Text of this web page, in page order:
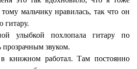
тому мальчику нравилась, так что он
гитару.
улыбкой похлопала гитару по
прозрачным звуком.
работал. Там постоянно